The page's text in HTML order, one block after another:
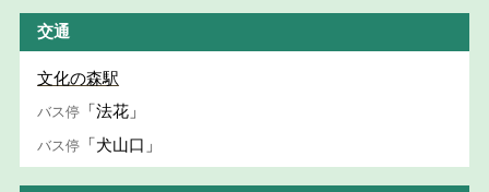
交通
文化の森駅
バス停 「法花」
バス停 「犬山口」